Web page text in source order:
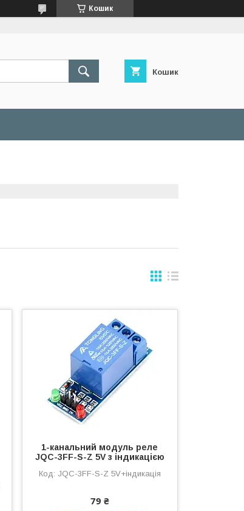
Кошик
Кошик
1-канальний модуль реле
JQC-3FF-S-Z 5V з індикацією
JQC-3FF-S-Z 5V+індикація
79 ₴